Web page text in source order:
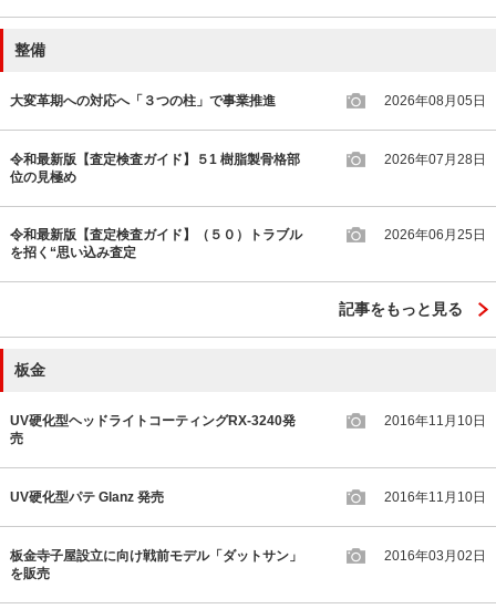
整備
大変革期への対応へ「３つの柱」で事業推進 2026年08月05日
令和最新版【査定検査ガイド】５1 樹脂製骨格部
位の見極め
2026年07月28日
令和最新版【査定検査ガイド】（５０）トラブル
を招く“思い込み査定
2026年06月25日
記事をもっと見る
板金
UV硬化型ヘッドライトコーティングRX-3240発
売
2016年11月10日
UV硬化型パテ Glanz 発売 2016年11月10日
板金寺子屋設立に向け戦前モデル「ダットサン」
を販売
2016年03月02日